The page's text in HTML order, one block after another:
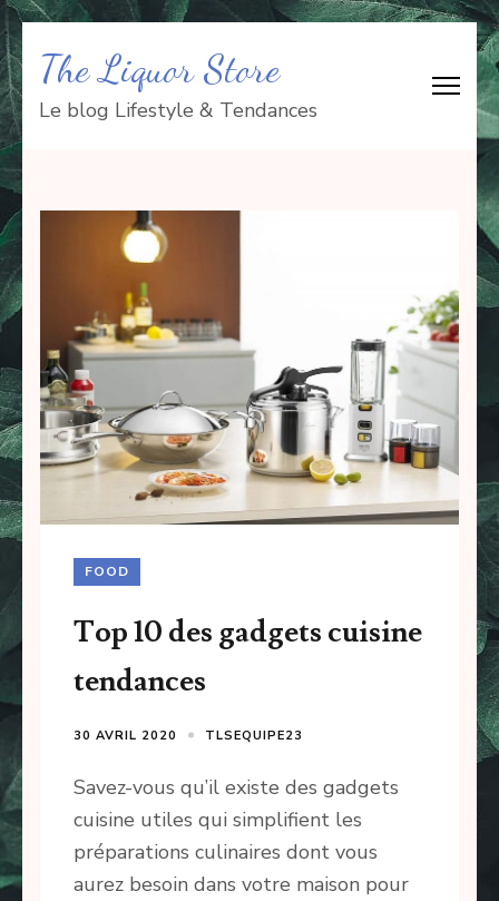
Aller
au
contenu
(Pressez
Entrée)
The Liquor Store
Le blog Lifestyle & Tendances
FOOD
Top 10 des gadgets cuisine
tendances
30 AVRIL 2020 TLSEQUIPE23
Savez-vous qu’il existe des gadgets
cuisine utiles qui simplifient les
préparations culinaires dont vous
aurez besoin dans votre maison pour